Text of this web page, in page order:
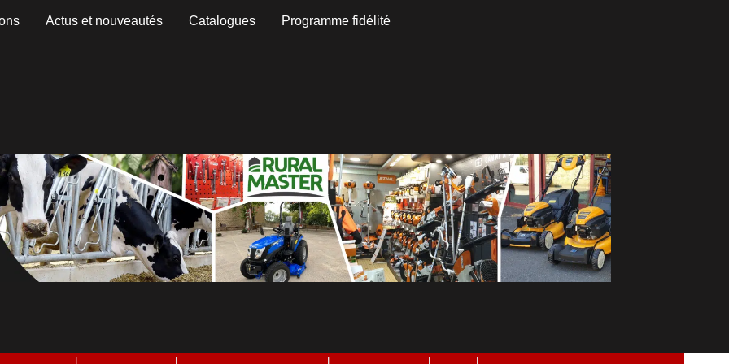
Actus et nouveautés Catalogues Programme fidélité